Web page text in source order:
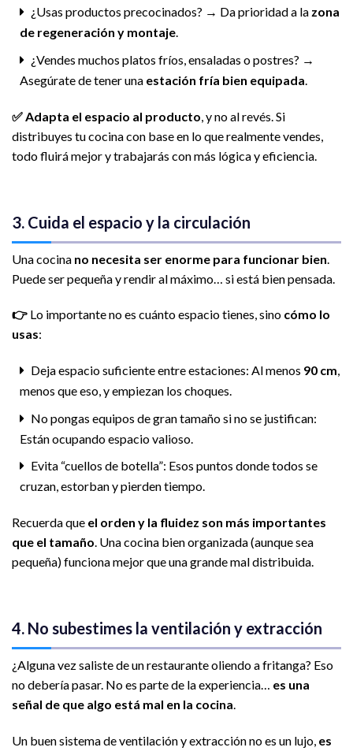
¿Usas productos precocinados? → Da prioridad a la zona
de regeneración y montaje.
¿Vendes muchos platos fríos, ensaladas o postres? →
Asegúrate de tener una estación fría bien equipada.
✅ Adapta el espacio al producto , y no al revés. Si
distribuyes tu cocina con base en lo que realmente vendes,
todo fluirá mejor y trabajarás con más lógica y eficiencia.
3. Cuida el espacio y la circulación
Una cocina no necesita ser enorme para funcionar bien
Puede ser pequeña y rendir al máximo… si está bien pensada.
👉 Lo importante no es cuánto espacio tienes, sino cómo lo
usas:
Deja espacio suficiente entre estaciones: Al menos 90 cm,
menos que eso, y empiezan los choques.
No pongas equipos de gran tamaño si no se justifican:
Están ocupando espacio valioso.
Evita “cuellos de botella”: Esos puntos donde todos se
cruzan, estorban y pierden tiempo.
Recuerda que el orden y la fluidez son más importantes
que el tamaño. Una cocina bien organizada (aunque sea
pequeña) funciona mejor que una grande mal distribuida.
4. No subestimes la ventilación y extracción
¿Alguna vez saliste de un restaurante oliendo a fritanga? Eso
no debería pasar. No es parte de la experiencia… es una
señal de que algo está mal en la cocina.
Un buen sistema de ventilación y extracción no es un lujo, es